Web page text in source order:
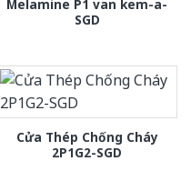
Melamine P1 van kem-a-
SGD
Cửa Thép Chống Cháy
2P1G2-SGD